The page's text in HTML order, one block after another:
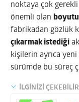
noktaya çok
önemli olan
fabrikadan gözlük
çıkarmak istediği
kişilerin ayrıca yeni
sürümde bu süreç
İLGİNİZİ ÇEKEBİLİR